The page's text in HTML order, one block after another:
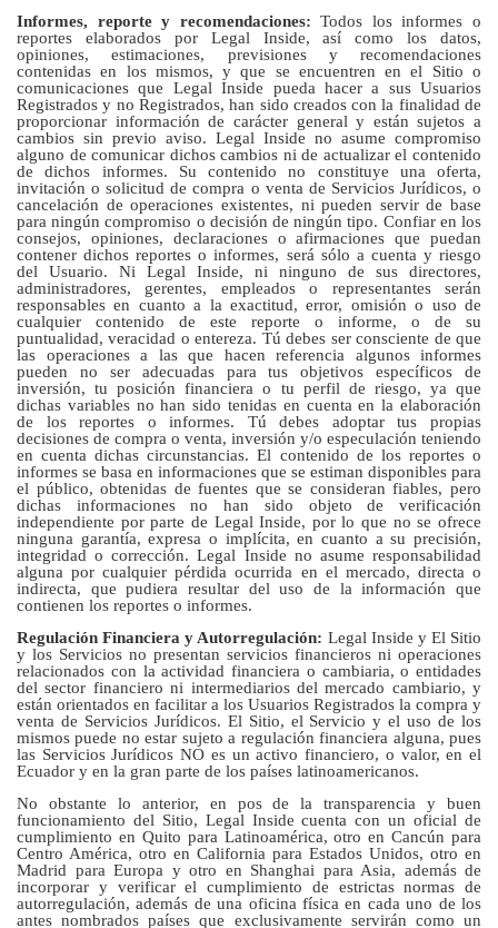
Informes, reporte y recomendaciones:Todos los informes o
reportes elaborados por Legal Inside, así como los datos,
opiniones, estimaciones, previsiones y recomendaciones
contenidas en los mismos, y que se encuentren en el Sitio o
comunicaciones que Legal Inside pueda hacer a sus Usuarios
Registrados y no Registrados, han sido creados con la finalidad de
proporcionar información de carácter general y están sujetos a
cambios sin previo aviso. Legal Inside no asume compromiso
alguno de comunicar dichos cambios ni de actualizar el contenido
de dichos informes. Su contenido no constituye una oferta,
invitación o solicitud de compra o venta de Servicios Jurídicos, o
cancelación de operaciones existentes, ni pueden servir de base
para ningún compromiso o decisión de ningún tipo. Confiar en los
consejos, opiniones, declaraciones o afirmaciones que puedan
contener dichos reportes o informes, será sólo a cuenta y riesgo
del Usuario. Ni Legal Inside, ni ninguno de sus directores,
administradores, gerentes, empleados o representantes serán
responsables en cuanto a la exactitud, error, omisión o uso de
cualquier contenido de este reporte o informe, o de su
puntualidad, veracidad o entereza. Tú debes ser consciente de que
las operaciones a las que hacen referencia algunos informes
pueden no ser adecuadas para tus objetivos específicos de
inversión, tu posición financiera o tu perfil de riesgo, ya que
dichas variables no han sido tenidas en cuenta en la elaboración
de los reportes o informes. Tú debes adoptar tus propias
decisiones de compra o venta, inversión y/o especulación teniendo
en cuenta dichas circunstancias. El contenido de los reportes o
informes se basa en informaciones que se estiman disponibles para
el público, obtenidas de fuentes que se consideran fiables, pero
dichas informaciones no han sido objeto de verificación
independiente por parte de Legal Inside, por lo que no se ofrece
ninguna garantía, expresa o implícita, en cuanto a su precisión,
integridad o corrección. Legal Inside no asume responsabilidad
alguna por cualquier pérdida ocurrida en el mercado, directa o
indirecta, que pudiera resultar del uso de la información que
contienen los reportes o informes.
Regulación Financiera y Autorregulación: Legal Inside y El Sitio
y los Servicios no presentan servicios financieros ni operaciones
relacionados con la actividad financiera o cambiaria, o entidades
del sector financiero ni intermediarios del mercado cambiario, y
están orientados en facilitar a los Usuarios Registrados la compra y
venta de Servicios Jurídicos. El Sitio, el Servicio y el uso de los
mismos puede no estar sujeto a regulación financiera alguna, pues
las Servicios Jurídicos NO es un activo financiero, o valor, en el
Ecuador y en la gran parte de los países latinoamericanos.
No obstante lo anterior, en pos de la transparencia y buen
funcionamiento del Sitio, Legal Inside cuenta con un oficial de
cumplimiento en Quito para Latinoamérica, otro en Cancún para
Centro América, otro en California para Estados Unidos, otro en
Madrid para Europa y otro en Shanghai para Asia, además de
incorporar y verificar el cumplimiento de estrictas normas de
autorregulación, además de una oficina física en cada uno de los
antes nombrados países que exclusivamente servirán como un